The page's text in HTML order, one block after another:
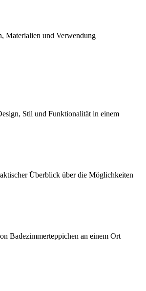
Materialien und Verwendung
Stil und Funktionalität in einem
Überblick über die Möglichkeiten
Badezimmerteppichen an einem Ort